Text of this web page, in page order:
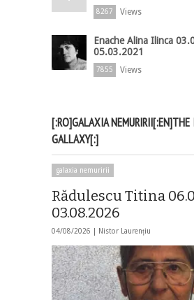
8267 Views
Enache Alina Ilinca
05.03.2021
7855 Views
[:RO]GALAXIA NEMURIRII[:EN]THE
GALLAXY[:]
galaxia nemuririi
Rădulescu Titina
03.08.2026
04/08/2026 | Nistor Laurențiu